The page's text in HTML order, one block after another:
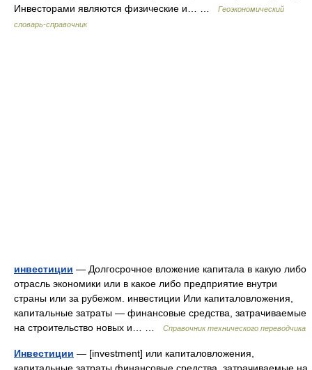
Инвесторами являются физические и… …
Геоэкономический
словарь-справочник
инвестиции — Долгосрочное вложение капитала в какую либо
отрасль экономики или в какое либо предприятие внутри
страны или за рубежом. инвестиции Или капиталовложения,
капитальные затраты — финансовые средства, затрачиваемые
на строительство новых и… …
Справочник технического переводчика
Инвестиции — [investment] или капиталовложения,